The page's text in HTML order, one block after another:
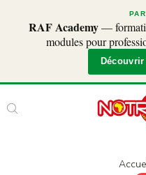
RAF Academy—
modules pour